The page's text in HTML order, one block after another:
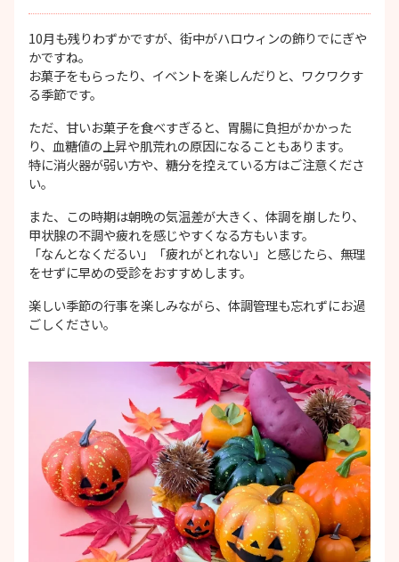
10月も残りわずかですが、街中がハロウィンの飾りでにぎや
かですね。
お菓子をもらったり、イベントを楽しんだりと、ワクワクす
る季節です。
ただ、甘いお菓子を食べすぎると、胃腸に負担がかかった
り、血糖値の上昇や肌荒れの原因になることもあります。
特に消火器が弱い方や、糖分を控えている方はご注意くださ
い。
また、この時期は朝晩の気温差が大きく、体調を崩したり、
甲状腺の不調や疲れを感じやすくなる方もいます。
「なんとなくだるい」「疲れがとれない」と感じたら、無理
をせずに早めの受診をおすすめします。
楽しい季節の行事を楽しみながら、体調管理も忘れずにお過
ごしください。